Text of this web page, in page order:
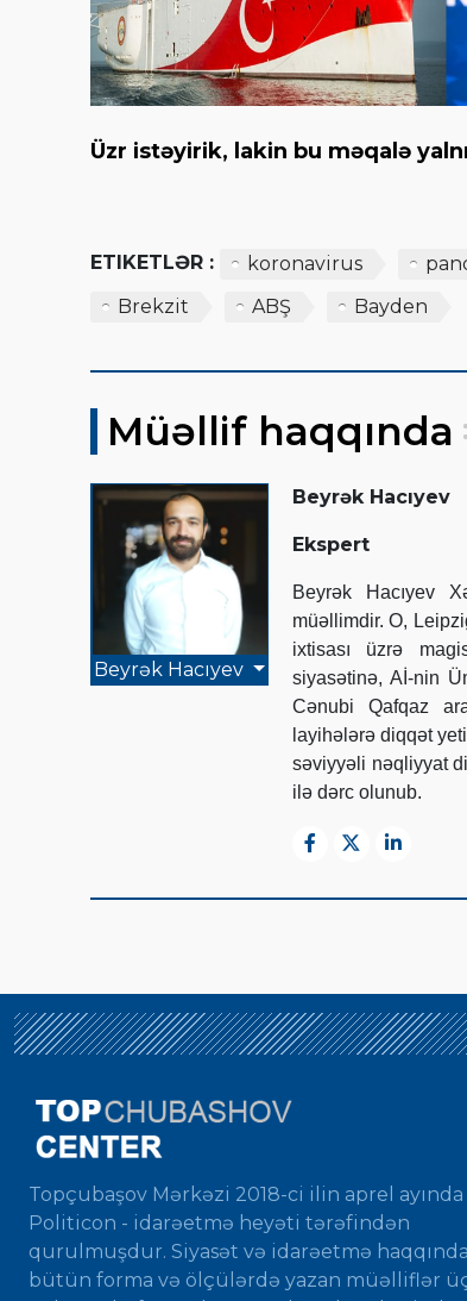
Üzr istəyirik, lakin bu məqalə
ETIKETLƏR : koronavirus
Brekzit
ABŞ Bayden
Müəllif haqqında
Beyrək Hacıyev
Beyrək Hacıyev
Ekspert
Beyrək Hacıyev
müəllimdir. O,
ixtisası üzrə
siyasətinə, Aİ-nin
Cənubi Qafqaz
layihələrə diqqət
səviyyəli nəqliyyat
ilə dərc olunub.
Topçubaşov Mərkəzi 2018-ci ilin aprel ayında
Politicon - idarəetmə heyəti tərəfindən
qurulmuşdur. Siyasət və idarəetmə haqqında
bütün forma və ölçülərdə yazan müəlliflər